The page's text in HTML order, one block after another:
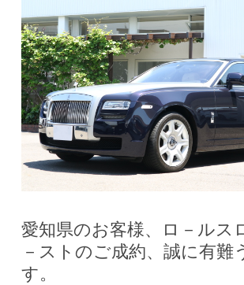
愛知県のお客様、ロ－ル
－ストのご成約、誠に有難
す。